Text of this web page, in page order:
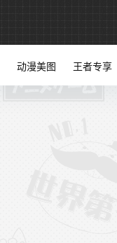
动漫美图 王者专享